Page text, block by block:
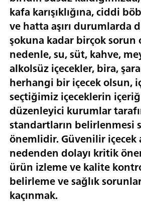
kafa karışıklığına, ciddi
ve hatta aşırı durumlarda
şokuna kadar birçok sorun
nedenle, su, süt, kahve,
alkolsüz içecekler, bira,
herhangi bir içecek olsun,
seçtiğimiz içeceklerin
düzenleyici kurumlar
standartların belirlenmesi
önemlidir. Güvenilir
nedenden dolayı kritik
ürün izleme ve kalite
belirleme ve sağlık
kaçınmak.